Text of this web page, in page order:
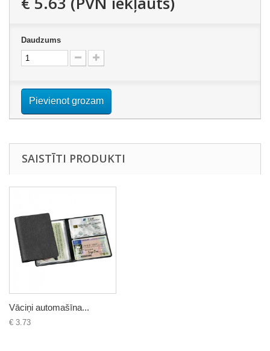
Daudzums
Pievienot grozam
SAISTĪTI PRODUKTI
Vāciņi automašīna...
€ 3.73